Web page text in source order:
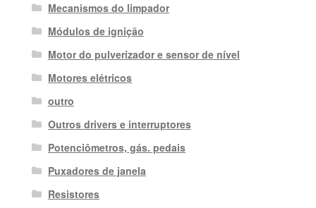
Mecanismos do limpador
Módulos de ignição
Motor do pulverizador e sensor de nível
Motores elétricos
outro
Outros drivers e interruptores
Potenciômetros, gás. pedais
Puxadores de janela
Resistores